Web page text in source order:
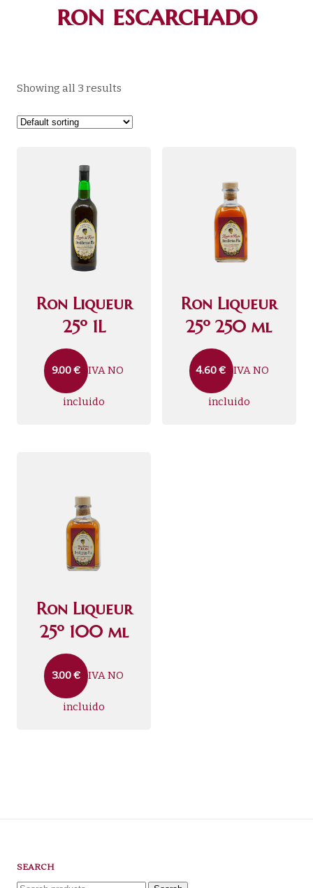
ron escarchado
Showing all 3 results
Ron Liqueur
25º 1L
9.00€ IVA NO
incluido
Ron Liqueur
25º 250 ml
4.60€ IVA NO
incluido
Ron Liqueur
25º 100 ml
3.00€ IVA NO
incluido
SEARCH